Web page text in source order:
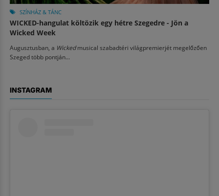
SZÍNHÁZ & TÁNC
WICKED-hangulat költözik egy hétre Szegedre - Jön a
Wicked Week
Augusztusban, a Wickedmusical szabadtéri világpremierjét megelőzően
Szeged több pontján...
INSTAGRAM